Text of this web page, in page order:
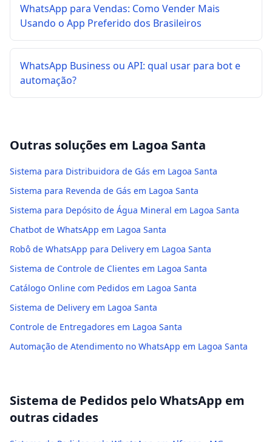
WhatsApp para Vendas: Como Vender Mais
Usando o App Preferido dos Brasileiros
WhatsApp Business ou API: qual usar para bot e
automação?
Outras soluções em Lagoa Santa
Sistema para Distribuidora de Gás em Lagoa Santa
Sistema para Revenda de Gás em Lagoa Santa
Sistema para Depósito de Água Mineral em Lagoa Santa
Chatbot de WhatsApp em Lagoa Santa
Robô de WhatsApp para Delivery em Lagoa Santa
Sistema de Controle de Clientes em Lagoa Santa
Catálogo Online com Pedidos em Lagoa Santa
Sistema de Delivery em Lagoa Santa
Controle de Entregadores em Lagoa Santa
Automação de Atendimento no WhatsApp em Lagoa Santa
Sistema de Pedidos pelo WhatsApp em
outras cidades